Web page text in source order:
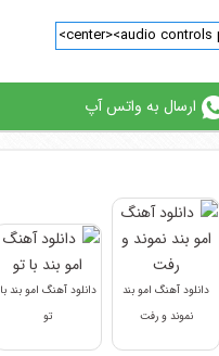
ارسال به واتس آپ
دانلود آهنگ امو بند
نموند و رفت
دانلود آهنگ امو بند با
تو